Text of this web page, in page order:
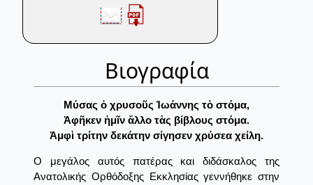
Βιογραφία
Μύσας ὁ χρυσοῦς Ἰωάννης τὸ στόμα,
Ἀφῆκεν ἡμῖν ἄλλο τὰς βίβλους στόμα.
Ἀμφὶ τρίτην δεκάτην σίγησεν χρύσεα χείλη.
Ο μεγάλος αυτός πατέρας και διδάσκαλος της
Ανατολικής Ορθόδοξης Εκκλησίας γεννήθηκε στην